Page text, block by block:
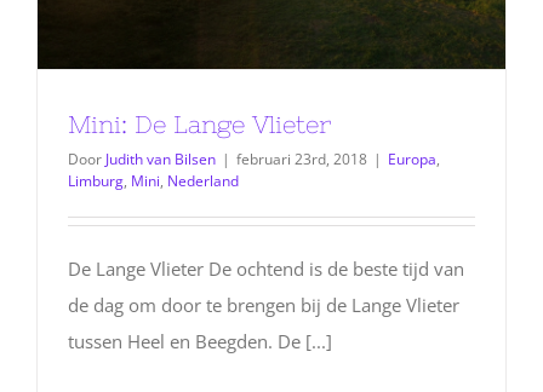
Mini: De Lange Vlieter
Door Judith van Bilsen | februari 23rd, 2018 | Europa,
Limburg, Mini, Nederland
De Lange Vlieter De ochtend is de beste tijd van
de dag om door te brengen bij de Lange Vlieter
tussen Heel en Beegden. De [...]